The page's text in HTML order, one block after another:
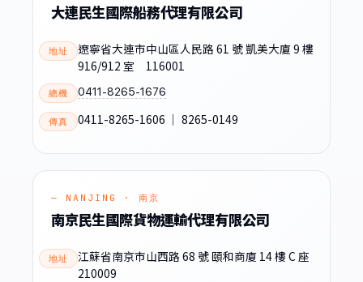
大連民生國際船務代理有限公司
地址
遼寧省大連市中山區人民路 61 號 凱美大廈 9 樓
916/912 室 116001
總機 0411-8265-1676
傳真 0411-8265-1606 ｜ 8265-0149
— NANJING · 南京
南京民生國際貨物運輸代理有限公司
地址
江蘇省南京市山西路 68 號 頤和商廈 14 樓 C 座
210009